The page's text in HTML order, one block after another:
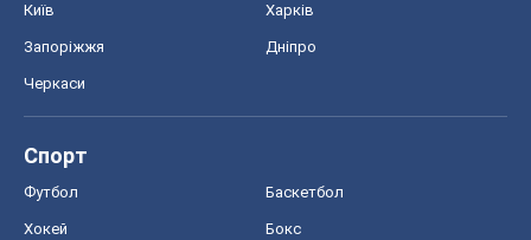
Київ Харків
Запоріжжя Дніпро
Черкаси
Спорт
Футбол Баскетбол
Хокей Бокс